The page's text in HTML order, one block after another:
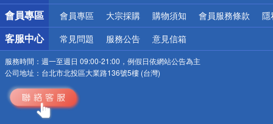
會員專區 會員專區 大宗採購 購物須知 會員服務條款 隱
客服中心 常見問題 服務公告 意見信箱
服務時間： 週一至週日 09:00-21:00，例假日依網站公告為主
公司地址： 台北市北投區大業路136號5樓 (台灣)